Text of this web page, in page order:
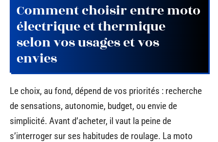
Comment choisir entre moto
électrique et thermique
selon vos usages et vos
envies
Le choix, au fond, dépend de vos priorités : recherche
de sensations, autonomie, budget, ou envie de
simplicité. Avant d’acheter, il vaut la peine de
s’interroger sur ses habitudes de roulage. La moto